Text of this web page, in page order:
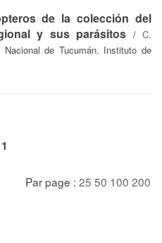
de la colección del
y sus parásitos / C.
de Tucumán. Instituto de
1
Par page : 25 50 100 200